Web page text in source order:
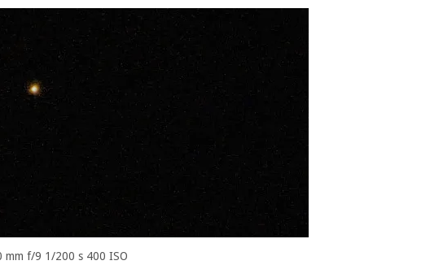
mm f/9 1/200 s 400 ISO